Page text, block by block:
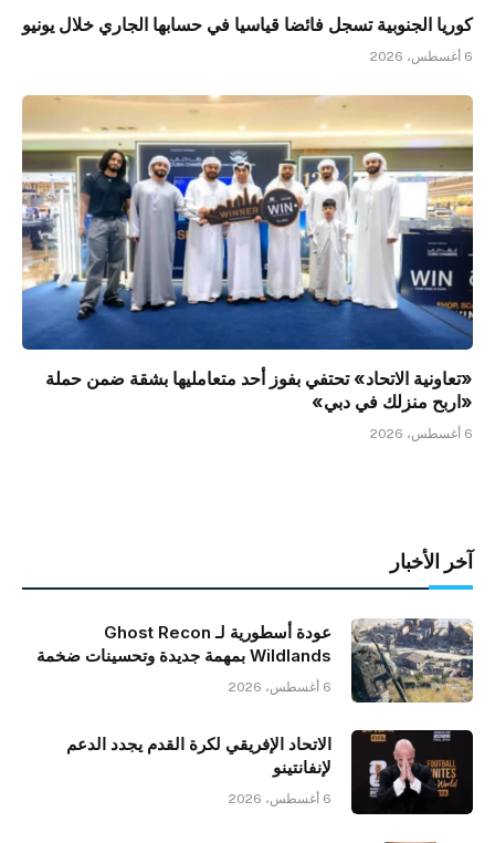
كوريا الجنوبية تسجل فائضا قياسيا في حسابها الجاري خلال يونيو
6 أغسطس، 2026
«تعاونية الاتحاد» تحتفي بفوز أحد متعامليها بشقة ضمن حملة
«اربح منزلك في دبي»
6 أغسطس، 2026
آخر الأخبار
عودة أسطورية لـ Ghost Recon
Wildlands بمهمة جديدة وتحسينات ضخمة
6 أغسطس، 2026
الاتحاد الإفريقي لكرة القدم يجدد الدعم
لإنفانتينو
6 أغسطس، 2026